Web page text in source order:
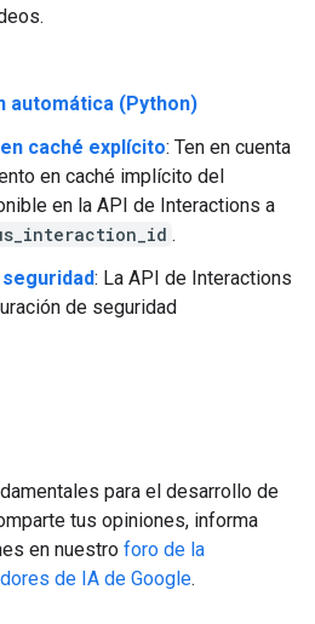
automática (Python)
caché explícito: Ten en cuenta
en caché implícito del
en la API de Interactions a
.
: La API de Interactions
de seguridad
para el desarrollo de
tus opiniones, informa
en nuestro foro de la
de IA de Google.